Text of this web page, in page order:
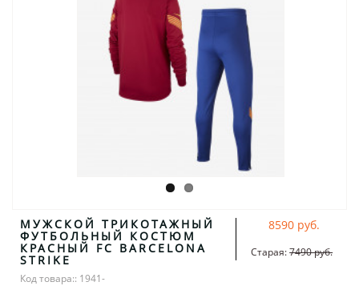
МУЖСКОЙ ТРИКОТАЖНЫЙ
ФУТБОЛЬНЫЙ КОСТЮМ
КРАСНЫЙ FC BARCELONA
STRIKE
Код товара:: 1941-
8590 руб.
Старая:7490 руб.